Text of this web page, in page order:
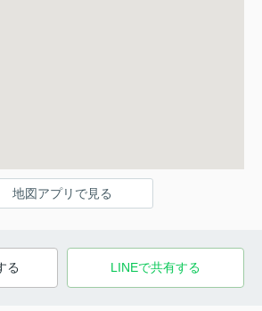
地図アプリで見る
る LINEで共有する